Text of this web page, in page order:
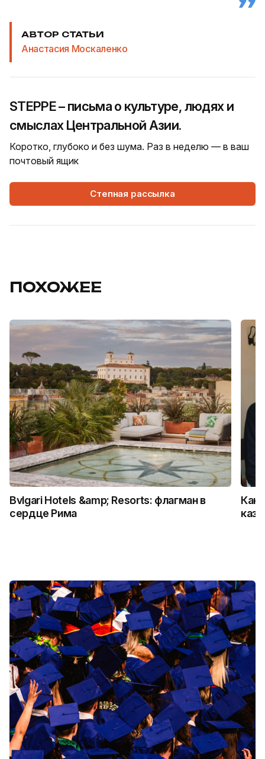
АВТОР СТАТЬИ
Анастасия Москаленко
STEPPE – письма о культуре, людях и
смыслах Центральной Азии.
Коротко, глубоко и без шума. Раз в неделю — в ваш
почтовый ящик
Степная рассылка
ПОХОЖЕЕ
Bvlgari Hotels &amp; Resorts: флагман в
сердце Рима
Как